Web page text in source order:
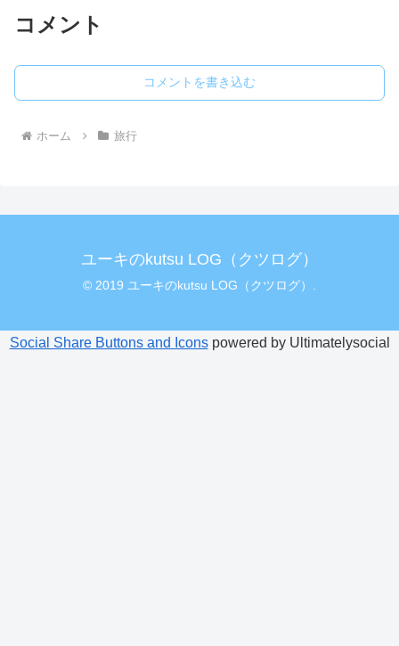
コメント
コメントを書き込む
ホーム 旅行
ユーキのkutsu LOG（クツログ）
© 2019 ユーキのkutsu LOG（クツログ）.
Social Share Buttons and Iconspowered by Ultimatelysocial